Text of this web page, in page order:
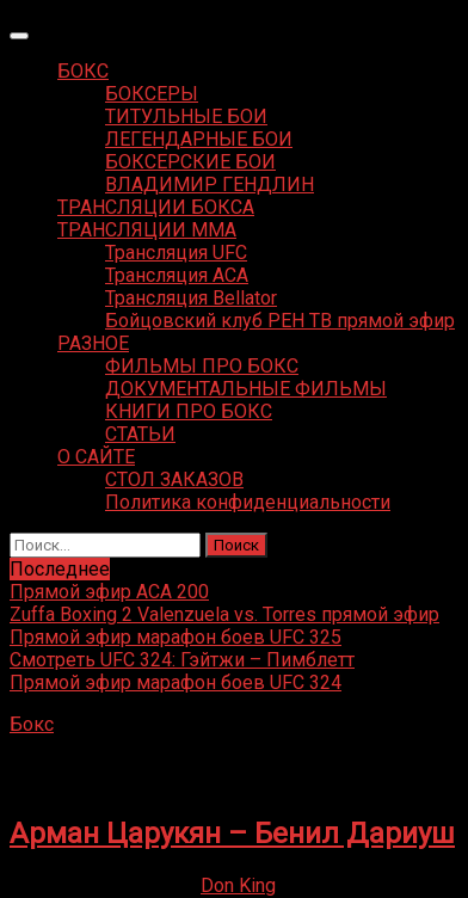
БОКС
БОКСЕРЫ
ТИТУЛЬНЫЕ БОИ
ЛЕГЕНДАРНЫЕ БОИ
БОКСЕРСКИЕ БОИ
ВЛАДИМИР ГЕНДЛИН
ТРАНСЛЯЦИИ БОКСА
ТРАНСЛЯЦИИ MMA
Трансляция UFC
Трансляция ACA
Трансляция Bellator
Бойцовский клуб РЕН ТВ прямой эфир
РАЗНОЕ
ФИЛЬМЫ ПРО БОКС
ДОКУМЕНТАЛЬНЫЕ ФИЛЬМЫ
КНИГИ ПРО БОКС
СТАТЬИ
О САЙТЕ
СТОЛ ЗАКАЗОВ
Политика конфиденциальности
Найти:
Последнее
Прямой эфир ACA 200
Zuffa Boxing 2 Valenzuela vs. Torres прямой эфир
Прямой эфир марафон боев UFC 325
Смотреть UFC 324: Гэйтжи – Пимблетт
Прямой эфир марафон боев UFC 324
Бокс
Арман Царукян – Бенил Дариуш
Don King